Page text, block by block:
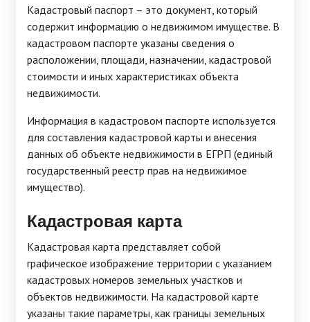
Кадастровый паспорт – это документ, который
содержит информацию о недвижимом имуществе. В
кадастровом паспорте указаны сведения о
расположении, площади, назначении, кадастровой
стоимости и иных характеристиках объекта
недвижимости.
Информация в кадастровом паспорте используется
для составления кадастровой карты и внесения
данных об объекте недвижимости в ЕГРП (единый
государственный реестр прав на недвижимое
имущество).
Кадастровая карта
Кадастровая карта представляет собой
графическое изображение территории с указанием
кадастровых номеров земельных участков и
объектов недвижимости. На кадастровой карте
указаны такие параметры, как границы земельных